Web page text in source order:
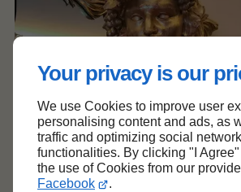
Your privacy is our
We use Cookies to improve user
personalising content and ads, as
traffic and optimizing social
functionalities. By clicking "I
the use of Cookies from our
Facebook
.